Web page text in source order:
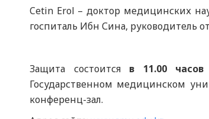
Cetin Еrol – доктор медицинских
госпиталь Ибн Сина, руководитель
Защита состоится в 11.00часов
Государственном медицинском
конференц-зал.